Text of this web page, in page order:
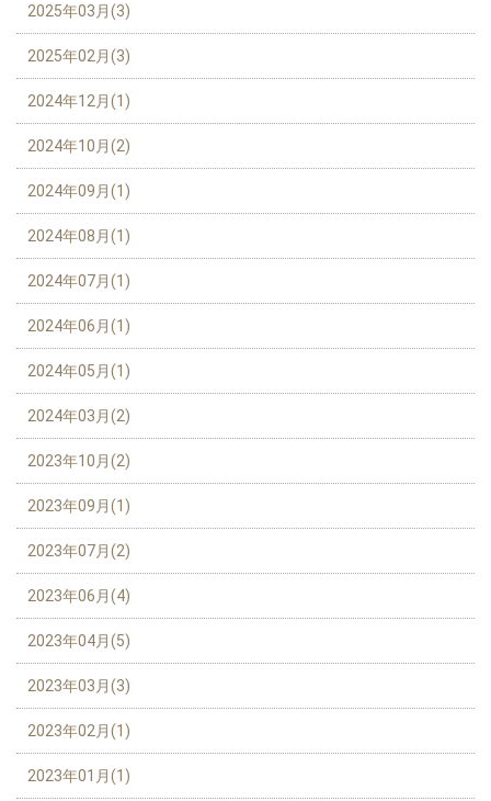
2025年03月(3)
2025年02月(3)
2024年12月(1)
2024年10月(2)
2024年09月(1)
2024年08月(1)
2024年07月(1)
2024年06月(1)
2024年05月(1)
2024年03月(2)
2023年10月(2)
2023年09月(1)
2023年07月(2)
2023年06月(4)
2023年04月(5)
2023年03月(3)
2023年02月(1)
2023年01月(1)